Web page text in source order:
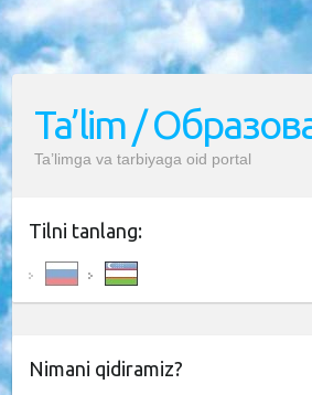
Ta’lim /
Ta’limga va tarbiyaga oid portal
Tilni tanlang:
Nimani qidiramiz?